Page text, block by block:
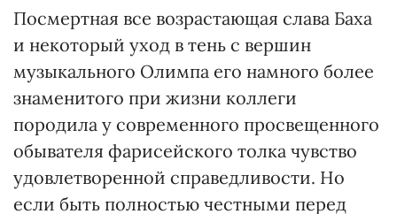
Посмертная все возрастающая слава Баха
и некоторый уход в тень с вершин
музыкального Олимпа его намного более
знаменитого при жизни коллеги
породила у современного просвещенного
обывателя фарисейского толка чувство
удовлетворенной справедливости. Но
если быть полностью честными перед